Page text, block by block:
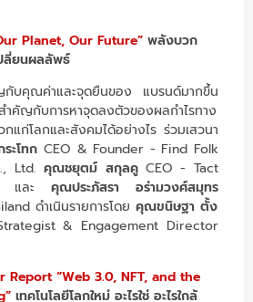
Planet, Our Future” พลังบวก
ลี่ยนผลลัพธ์
กับคุณค่าและจุดยืนของ แบรนด์มากขึ้น
ำคัญกับการหาจุดลงตัวของผลกำไรทาง
แก่โลกและสังคมได้อย่างไร ร่วมเสวนา
ะโทก CEO & Founder - Find Folk
Ltd.คุณชยุตม์ สกุลคูCEO - Tact
และ คุณประภัสรา อร่ามวงศ์สมุทร
ดำเนินรายการโดย คุณขนิษฐา ตั้ง
& Engagement Director
Report “Web 3.0, NFT, and the
เทคโนโลยีโลกใหม่ อะไรใช่ อะไรใกล้